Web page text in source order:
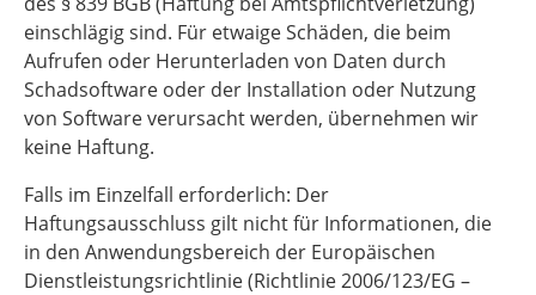
einschlägig sind. Für etwaige Schäden, die beim
Aufrufen oder Herunterladen von Daten durch
Schadsoftware oder der Installation oder Nutzung
von Software verursacht werden, übernehmen wir
keine Haftung.
Falls im Einzelfall erforderlich: Der
Haftungsausschluss gilt nicht für Informationen, die
in den Anwendungsbereich der Europäischen
Dienstleistungsrichtlinie (Richtlinie 2006/123/EG –